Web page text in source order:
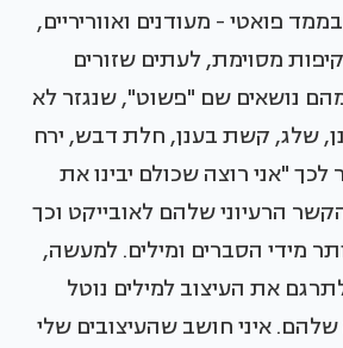
פואטי - מעודנים ואווריריים,
מסוימת, לעתים שזורים
נושאים שם "פשוט", שנגזר לא
שלג, קשת בענן, חלת דבש, ירח
לכך "אני רוצה שכולם יבינו את
הרעיוני שלהם לאובייקט וכך
מידי הסברים ומילים. למעשה,
את העיצוב למילים נוטל
איני חושב שהעיצובים שלי